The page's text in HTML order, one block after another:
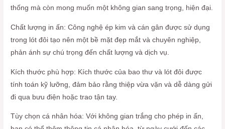
thống mà còn mong muốn một không gian sang trọng, hiện đại.
Chất lượng in ấn: Công nghệ ép kim và cán gân được sử dụng
trong lót đôi tạo nên một bề mặt đẹp mắt và chuyên nghiệp,
phản ánh sự chú trọng đến chất lượng và dịch vụ.
Kích thước phù hợp: Kích thước của bao thư và lót đôi được
tính toán kỹ lưỡng, đảm bảo rằng thiệp vừa vặn và dễ dàng gửi
đi qua bưu điện hoặc trao tận tay.
Tùy chọn cá nhân hóa: Với không gian trắng cho phép in ấn,